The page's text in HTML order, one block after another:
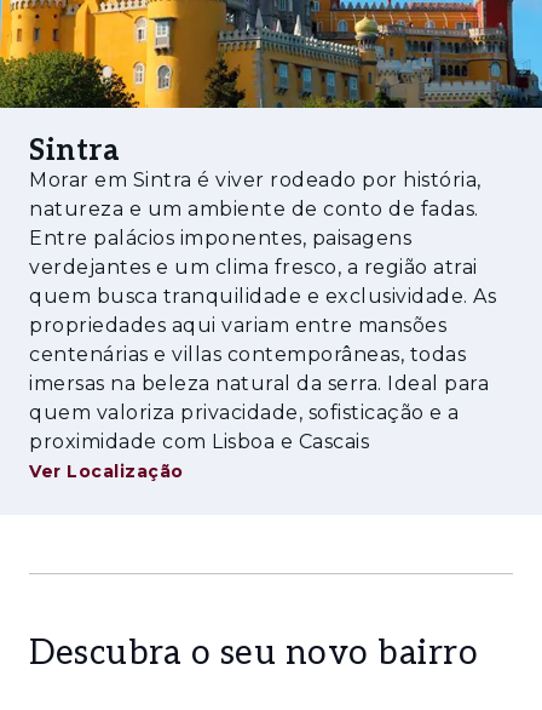
explore as praias costeiras de areia fina como
a Praia das Maçãs e a Praia Grande, a poucos
minutos de distância. A proximidade com
escolas internacionais de referência, centros
de saúde, golfe e equitação, acrescenta ainda
mais valor a este terreno, tornando-o perfeito
para famílias que valorizam qualidade de vida,
segurança e uma localização prime.
Excelente exposição solar e possibilidade de
vistas desafogadas para o verde envolvente
garantem um ambiente luminoso e tranquilo,
ideal para quem procura privacidade,
exclusividade e contacto direto com a
natureza, sem abdicar da proximidade com
todas as comodidades urbanas. A rápida
tornando esta localização especialmente
Sintra
Morar em Sintra é viver rodeado por história,
natureza e um ambiente de conto de fadas.
Entre palácios imponentes, paisagens
verdejantes e um clima fresco, a região atrai
quem busca tranquilidade e exclusividade. As
propriedades aqui variam entre mansões
centenárias e villas contemporâneas, todas
imersas na beleza natural da serra. Ideal para
quem valoriza privacidade, sofisticação e a
proximidade com Lisboa e Cascais
Ver Localização
Descubra o seu novo bairro